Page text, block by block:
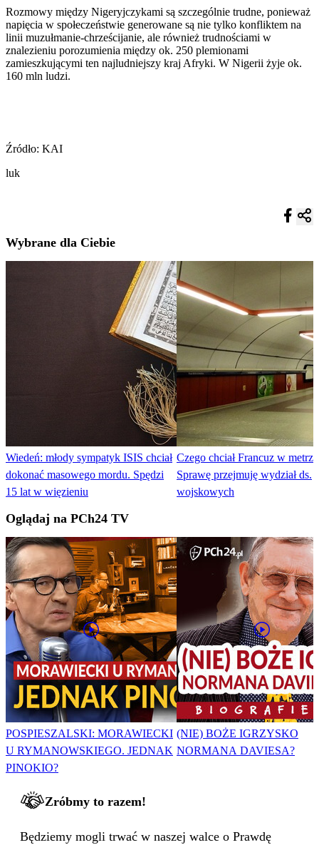
Rozmowy między Nigeryjczykami są szczególnie trudne, ponieważ
napięcia w społeczeństwie generowane są nie tylko konfliktem na
linii muzułmanie-chrześcijanie, ale również trudnościami w
znalezieniu porozumienia między ok. 250 plemionami
zamieszkującymi ten najludniejszy kraj Afryki. W Nigerii żyje ok.
160 mln ludzi.
Źródło: KAI
luk
Wybrane dla Ciebie
Wiedeń: młody sympatyk ISIS chciał
dokonać masowego mordu. Spędzi
15 lat w więzieniu
Czego chciał Francuz w
Sprawę przejmuję wydział ds.
wojskowych
Oglądaj na PCh24 TV
POSPIESZALSKI: MORAWIECKI
U RYMANOWSKIEGO. JEDNAK
PINOKIO?
(NIE) BOŻE IGRZYSKO
NORMANA DAVIESA?
Zróbmy to razem!
Będziemy mogli trwać w naszej walce o Prawdę